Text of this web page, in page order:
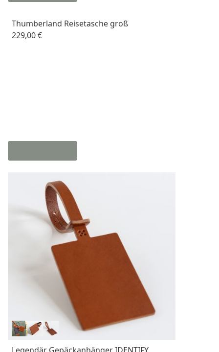
Thumberland Reisetasche groß
229,00 €